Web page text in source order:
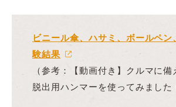
ビニール傘、ハサミ、ボールペン
験結果
（参考：【動画付き】クルマに
脱出用ハンマーを使ってみました